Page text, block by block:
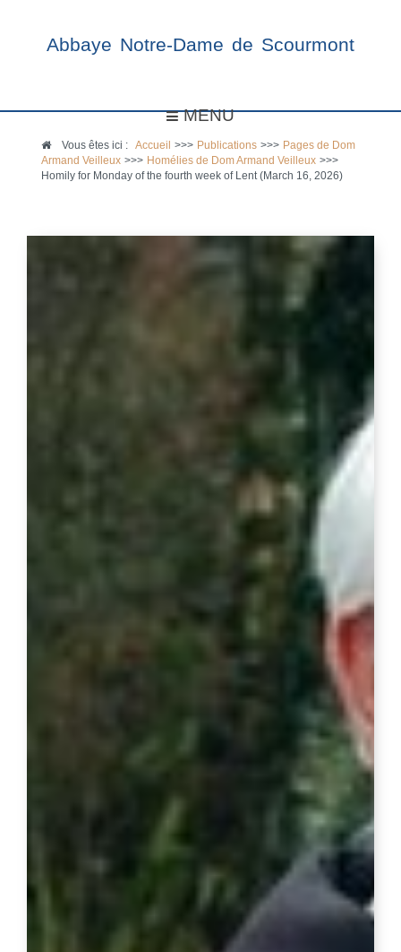
Abbaye Notre-Dame de Scourmont
MENU
Vous êtes ici :Accueil >>> Publications >>> Pages de Dom
Armand Veilleux >>> Homélies de Dom Armand Veilleux >>>
Homily for Monday of the fourth week of Lent (March 16, 2026)